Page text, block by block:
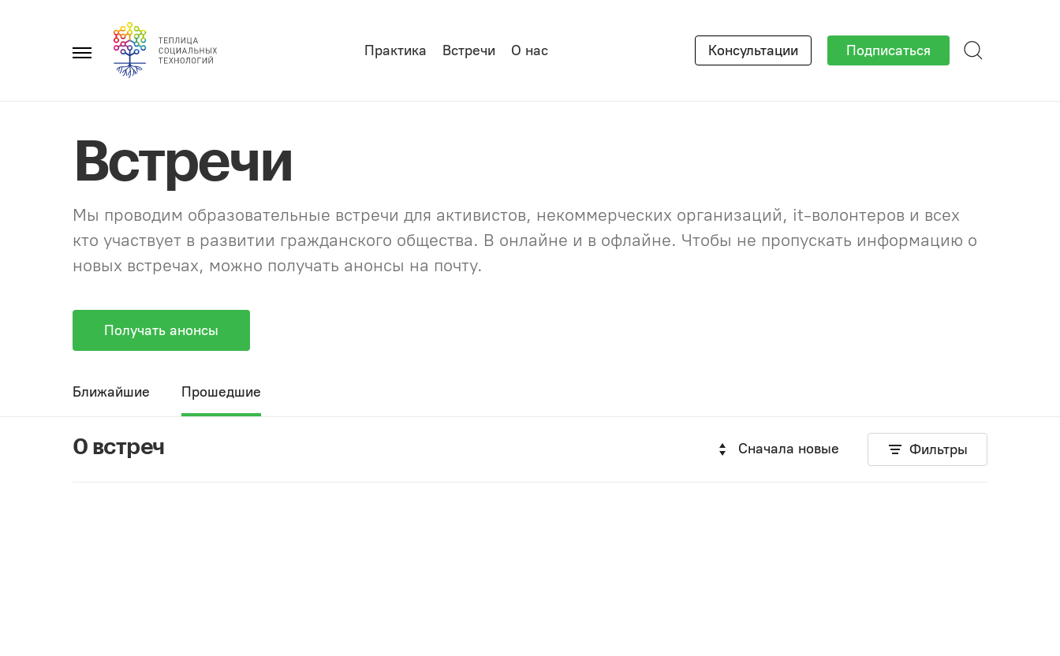
Главное
Практика Встречи О нас Консультации Подписаться
Встречи
Мы проводим образовательные встречи для активистов, некоммерческих организаций, it-волонтеров и всех
кто участвует в развитии гражданского общества. В онлайне и в офлайне. Чтобы не пропускать информацию о
новых встречах, можно получать анонсы на почту.
Получать анонсы
Ближайшие Прошедшие
0 встреч Сначала новые Фильтры